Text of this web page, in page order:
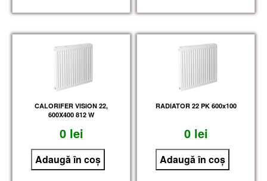
CALORIFER VISION 22,
600X400 812 W
0 lei
RADIATOR 22 PK 600x100
0 lei